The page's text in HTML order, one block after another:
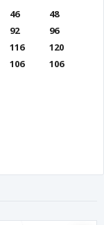
46
48
92
96
116
120
106 106